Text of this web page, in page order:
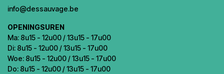
info@dessauvage.be
OPENINGSUREN
Ma: 8u15 - 12u00 / 13u15 - 17u00
Di: 8u15 - 12u00 / 13u15 - 17u00
Woe: 8u15 - 12u00 / 13u15 - 17u00
Do: 8u15 - 12u00 / 13u15 - 17u00